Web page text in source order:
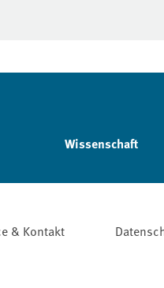
Wissenschaft
& Kontakt